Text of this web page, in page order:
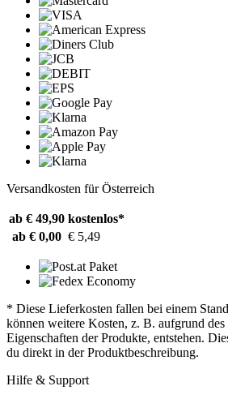
Versandkosten für Österreich
ab € 49,90 kostenlos*
ab € 0,00 € 5,49
* Diese Lieferkosten fallen bei einem
können weitere Kosten, z. B. aufgrund
Eigenschaften der Produkte, entstehen.
du direkt in der Produktbeschreibung.
Hilfe & Support